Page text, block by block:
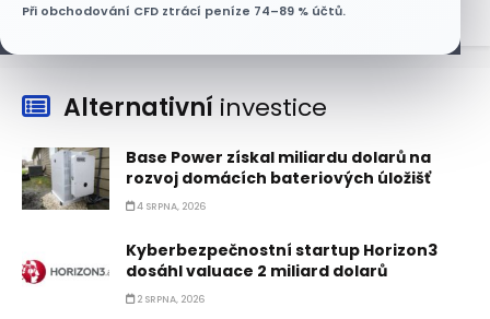
Při obchodování CFD ztrácí peníze 74–89 % účtů.
Alternativní investice
Base Power získal miliardu dolarů na
rozvoj domácích bateriových úložišť
4 SRPNA, 2026
Kyberbezpečnostní startup Horizon3
dosáhl valuace 2 miliard dolarů
2 SRPNA, 2026